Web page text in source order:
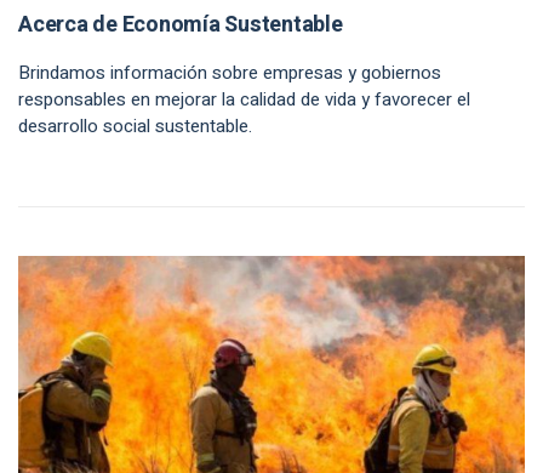
Acerca de Economía Sustentable
Brindamos información sobre empresas y gobiernos
responsables en mejorar la calidad de vida y favorecer el
desarrollo social sustentable.